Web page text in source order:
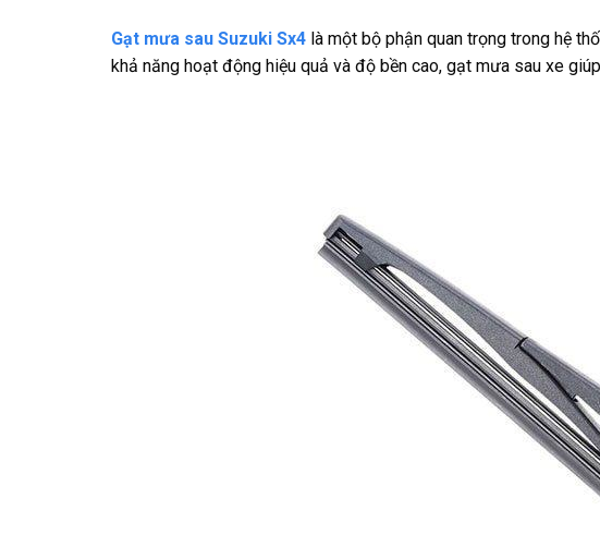
Gạt mưa sau Suzuki Sx4 là một bộ phận quan trọng trong hệ
khả năng hoạt động hiệu quả và độ bền cao, gạt mưa sau xe